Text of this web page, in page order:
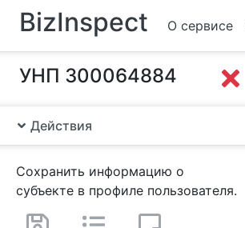
BizInspect О сервисе
УНП 300064884
Действия
Сохранить информацию о
субъекте в профиле пользователя.